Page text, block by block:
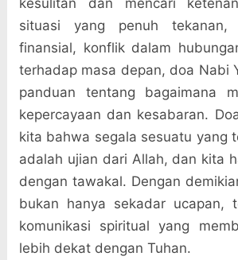
kesulitan dan mencari
situasi yang penuh tekanan,
finansial, konflik dalam
terhadap masa depan, doa Nabi
panduan tentang bagaimana
kepercayaan dan kesabaran.
kita bahwa segala sesuatu yang
adalah ujian dari Allah, dan kita
dengan tawakal. Dengan
bukan hanya sekadar ucapan,
komunikasi spiritual yang
lebih dekat dengan Tuhan.